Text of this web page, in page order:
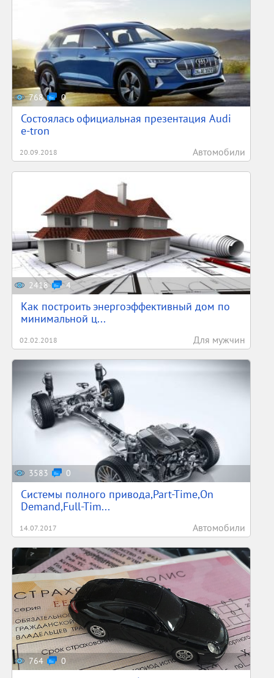
768 0
Состоялась официальная презентация Audi
e-tron
20.09.2018 Автомобили
2418 4
Как построить энергоэффективный дом по
минимальной ц...
02.02.2018 Для мужчин
3583 0
Системы полного привода,Part-Time,On
Demand,Full-Tim...
14.07.2017 Автомобили
764 0